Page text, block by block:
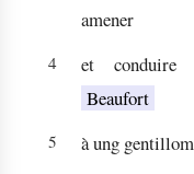
amener
4
et conduire
Beaufort
5 à ung